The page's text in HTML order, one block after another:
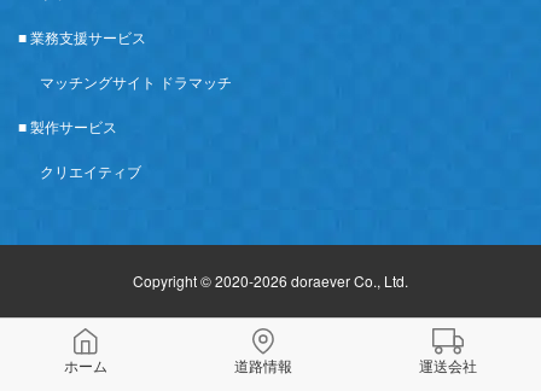
ホーム 道路情報 運送会社
■ 業務支援サービス
マッチングサイト ドラマッチ
■ 製作サービス
クリエイティブ
Copyright © 2020-2026 doraever Co., Ltd.